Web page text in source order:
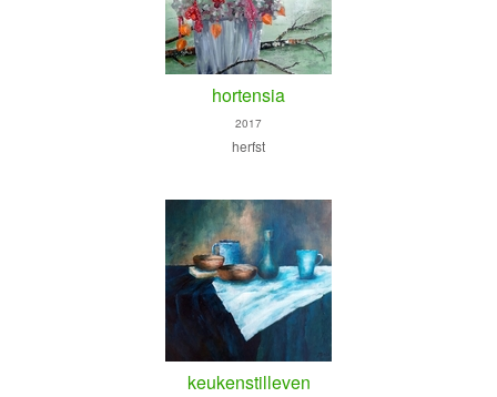
hortensia
2017
herfst
keukenstilleven